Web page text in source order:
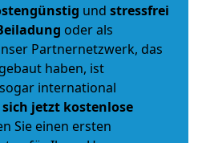
und stressfrei
oder als
Partnernetzwerk, das
haben, ist
international
sich jetzt kostenlose
Sie einen ersten